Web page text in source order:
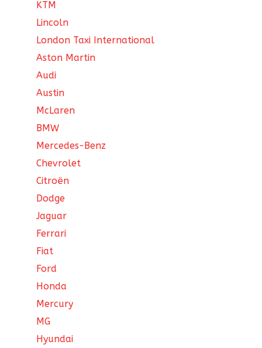
KTM
Lincoln
London Taxi International
Aston Martin
Audi
Austin
McLaren
BMW
Mercedes-Benz
Chevrolet
Citroën
Dodge
Jaguar
Ferrari
Fiat
Ford
Honda
Mercury
MG
Hyundai